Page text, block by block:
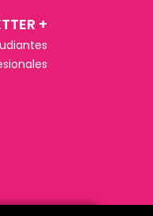
+​